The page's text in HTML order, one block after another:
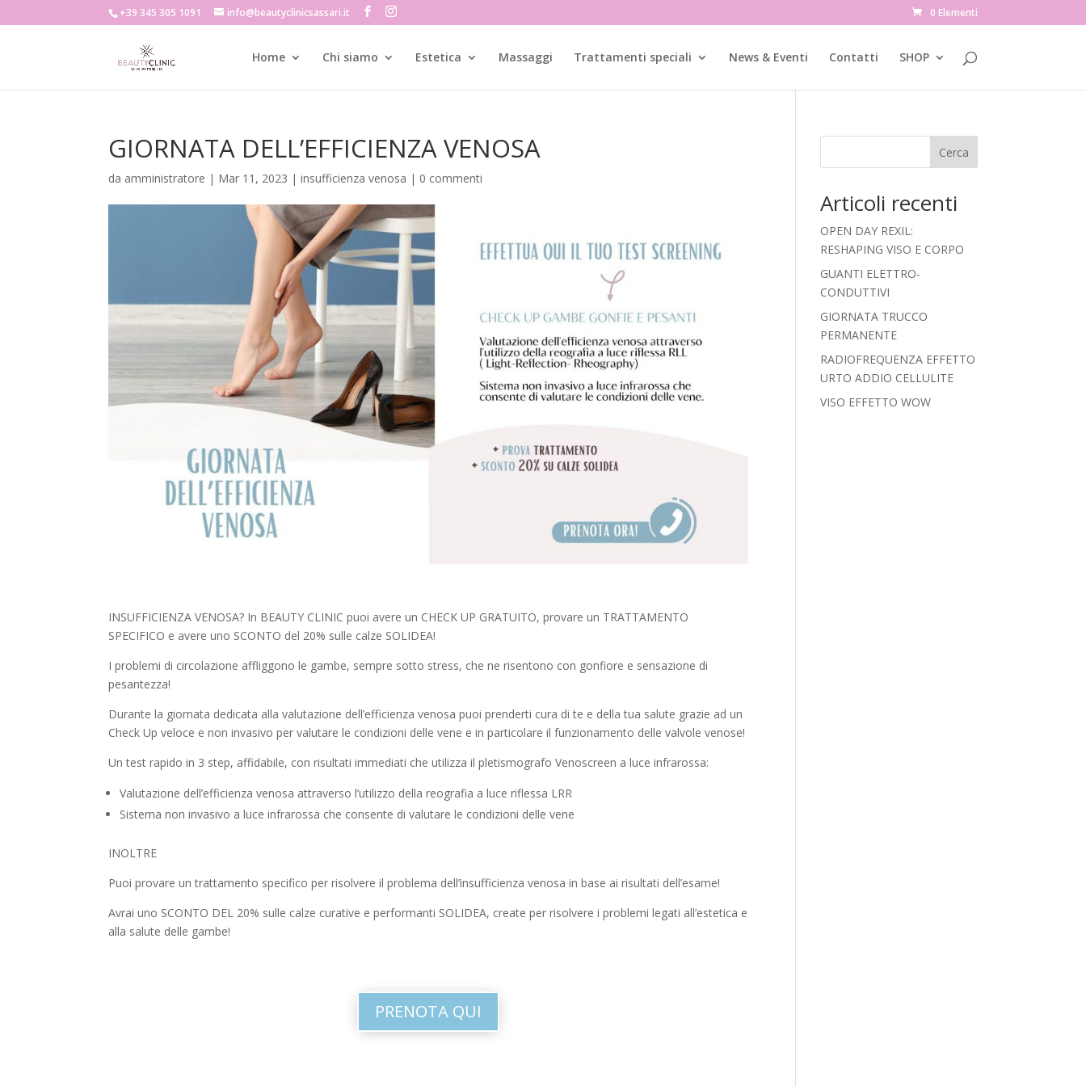
+39 345 305 1091 info@beautyclinicsassari.it 0 Elementi
Home Chi siamo Estetica Massaggi Trattamenti speciali News & Eventi Contatti SHOP
GIORNATA DELL’EFFICIENZA VENOSA
da amministratore | Mar 11, 2023 |insufficienza venosa | 0 commenti
INSUFFICIENZA VENOSA? In BEAUTY CLINIC puoi avere un CHECK UP GRATUITO, provare un TRATTAMENTO
SPECIFICO e avere uno SCONTO del 20% sulle calze SOLIDEA!
I problemi di circolazione affliggono le gambe, sempre sotto stress, che ne risentono con gonfiore e sensazione di
pesantezza!
Durante la giornata dedicata alla valutazione dell’efficienza venosa puoi prenderti cura di te e della tua salute grazie ad un
Check Up veloce e non invasivo per valutare le condizioni delle vene e in particolare il funzionamento delle valvole venose!
Un test rapido in 3 step, affidabile, con risultati immediati che utilizza il pletismografo Venoscreen a luce infrarossa:
Valutazione dell’efficienza venosa attraverso l’utilizzo della reografia a luce riflessa LRR
Sistema non invasivo a luce infrarossa che consente di valutare le condizioni delle vene
INOLTRE
Puoi provare un trattamento specifico per risolvere il problema dell’insufficienza venosa in base ai risultati dell’esame!
Avrai uno SCONTO DEL 20% sulle calze curative e performanti SOLIDEA, create per risolvere i problemi legati all’estetica e
alla salute delle gambe!
PRENOTA QUI
Cerca
Articoli recenti
OPEN DAY REXIL:
RESHAPING VISO E CORPO
GUANTI ELETTRO-
CONDUTTIVI
GIORNATA TRUCCO
PERMANENTE
RADIOFREQUENZA EFFETTO
URTO ADDIO CELLULITE
VISO EFFETTO WOW